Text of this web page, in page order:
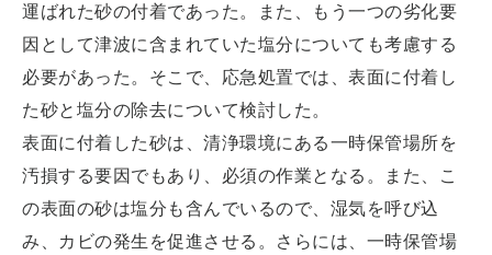
運ばれた砂の付着であった。また、もう一つの劣化要
因として津波に含まれていた塩分についても考慮する
必要があった。そこで、応急処置では、表面に付着し
た砂と塩分の除去について検討した。
表面に付着した砂は、清浄環境にある一時保管場所を
汚損する要因でもあり、必須の作業となる。また、こ
の表面の砂は塩分も含んでいるので、湿気を呼び込
み、カビの発生を促進させる。さらには、一時保管場